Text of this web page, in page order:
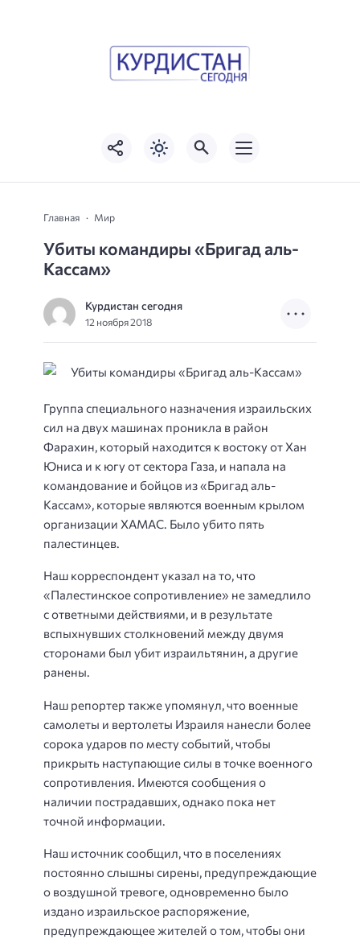
Главная Мир
Убиты командиры «Бригад аль-
Кассам»
Курдистан сегодня
12 ноября 2018
Группа специального назначения израильских
сил на двух машинах проникла в район
Фарахин, который находится к востоку от Хан
Юниса и к югу от сектора Газа, и напала на
командование и бойцов из «Бригад аль-
Кассам», которые являются военным крылом
организации ХАМАС. Было убито пять
палестинцев.
Наш корреспондент указал на то, что
«Палестинское сопротивление» не замедлило
с ответными действиями, и в результате
вспыхнувших столкновений между двумя
сторонами был убит израильтянин, а другие
ранены.
Наш репортер также упомянул, что военные
самолеты и вертолеты Израиля нанесли более
сорока ударов по месту событий, чтобы
прикрыть наступающие силы в точке военного
сопротивления. Имеются сообщения о
наличии пострадавших, однако пока нет
точной информации.
Наш источник сообщил, что в поселениях
постоянно слышны сирены, предупреждающие
о воздушной тревоге, одновременно было
издано израильское распоряжение,
предупреждающее жителей о том, чтобы они